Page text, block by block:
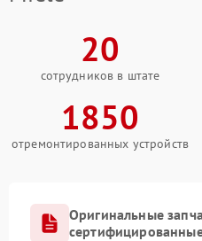
20
сотрудников в штате
1850
отремонтированных устройств
Оригинальные